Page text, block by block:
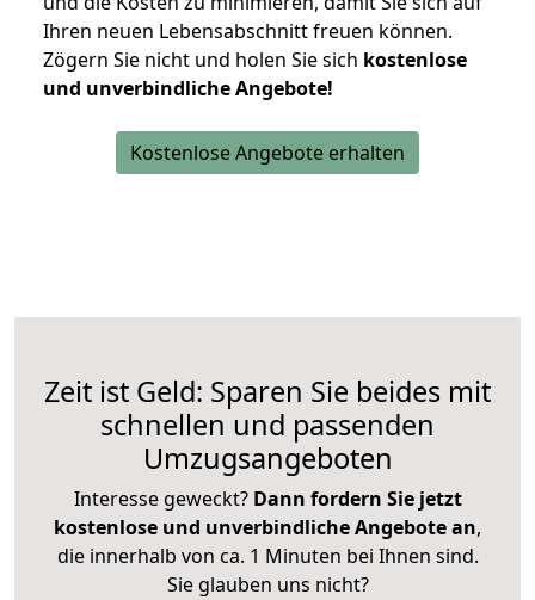
Ihren neuen Lebensabschnitt freuen können.
Zögern Sie nicht und holen Sie sich kostenlose
und unverbindliche Angebote!
Kostenlose Angebote erhalten
Zeit ist Geld: Sparen Sie beides mit
schnellen und passenden
Umzugsangeboten
Interesse geweckt? Dann fordern Sie jetzt
kostenlose und unverbindliche Angebote an,
die innerhalb von ca. 1 Minuten bei Ihnen sind.
Sie glauben uns nicht?